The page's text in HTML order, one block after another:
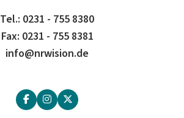
Tel.: 0231 - 755 8380
Fax: 0231 - 755 8381
info@nrwision.de